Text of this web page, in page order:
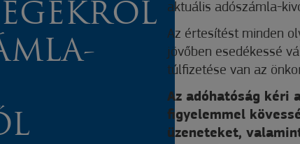
aktuális adószámla-
Az értesítést minden
jövőben esedékessé
túlfizetése van az
Az adóhatóság kéri
figyelemmel
üzeneteket,